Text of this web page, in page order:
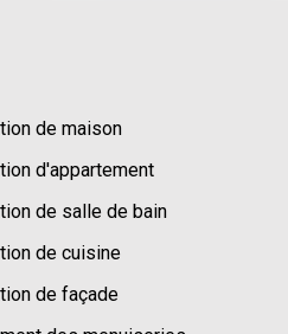
de maison
d'appartement
de salle de bain
de cuisine
de façade